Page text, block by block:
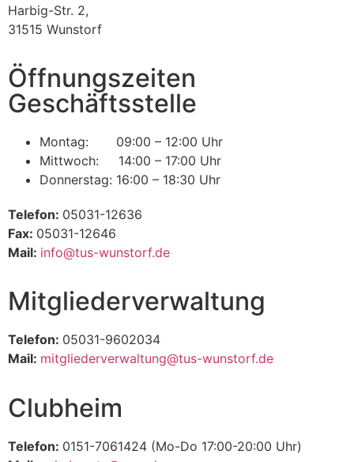
Harbig-Str. 2,
31515 Wunstorf
Öffnungszeiten
Geschäftsstelle
Montag: 09:00 – 12:00 Uhr
Mittwoch: 14:00 – 17:00 Uhr
Donnerstag: 16:00 – 18:30 Uhr
Telefon: 05031-12636
Fax: 05031-12646
Mail: info@tus-wunstorf.de
Mitgliederverwaltung
Telefon: 05031-9602034
Mail: mitgliederverwaltung@tus-wunstorf.de
Clubheim
Telefon: 0151-7061424 (Mo-Do 17:00-20:00 Uhr)